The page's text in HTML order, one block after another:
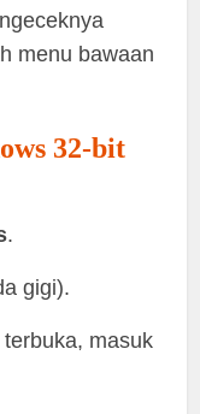
menu bawaan
32-bit
.
gigi).
masuk